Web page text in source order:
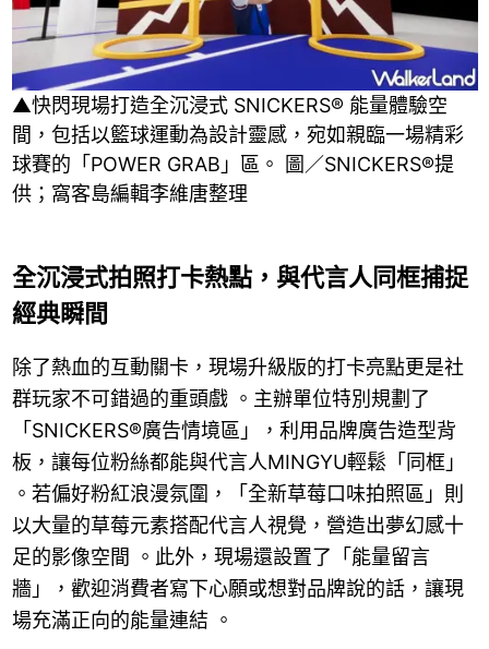
▲快閃現場打造全沉浸式 SNICKERS® 能量體驗空
間，包括以籃球運動為設計靈感，宛如親臨一場精彩
球賽的「POWER GRAB」區。 圖／SNICKERS®提
供；窩客島編輯李維唐整理
全沉浸式拍照打卡熱點，與代言人同框捕捉
經典瞬間
除了熱血的互動關卡，現場升級版的打卡亮點更是社
群玩家不可錯過的重頭戲 。主辦單位特別規劃了
「SNICKERS®廣告情境區」，利用品牌廣告造型背
板，讓每位粉絲都能與代言人MINGYU輕鬆「同框」
。若偏好粉紅浪漫氛圍，「全新草莓口味拍照區」則
以大量的草莓元素搭配代言人視覺，營造出夢幻感十
足的影像空間 。此外，現場還設置了「能量留言
牆」，歡迎消費者寫下心願或想對品牌說的話，讓現
場充滿正向的能量連結 。